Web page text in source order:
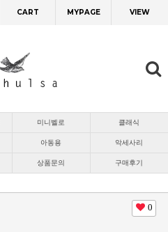
CART MYPAGE VIEW
미니벨로 클래식
아동용 악세사리
상품문의 구매후기
0